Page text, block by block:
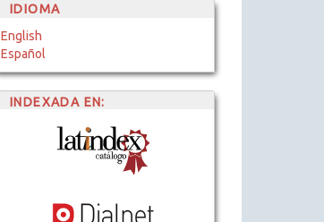
IDIOMA
English
Español
INDEXADA EN: